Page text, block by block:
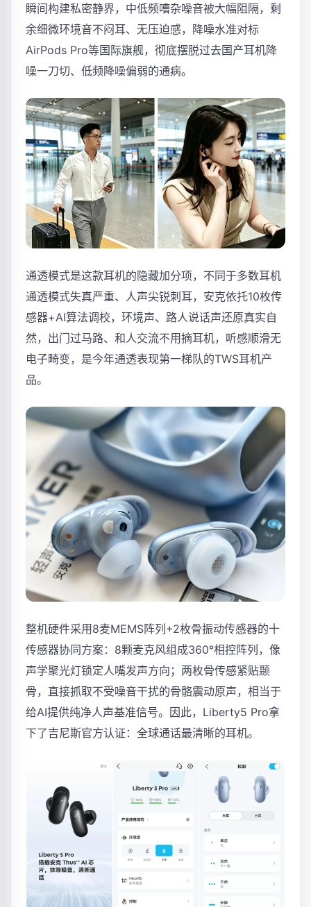
瞬间构建私密静界，中低频嘈杂噪音被大幅阻隔，剩
余细微环境音不闷耳、无压迫感，降噪水准对标
AirPods Pro等国际旗舰，彻底摆脱过去国产耳机降
噪一刀切、低频降噪偏弱的通病。
通透模式是这款耳机的隐藏加分项，不同于多数耳机
通透模式失真严重、人声尖锐刺耳，安克依托10枚传
感器+AI算法调校，环境声、路人说话声还原真实自
然，出门过马路、和人交流不用摘耳机，听感顺滑无
电子畸变，是今年通透表现第一梯队的TWS耳机产
品。
整机硬件采用8麦MEMS阵列+2枚骨振动传感器的十
传感器协同方案：8颗麦克风组成360°相控阵列，像
声学聚光灯锁定人嘴发声方向；两枚骨传感紧贴颞
骨，直接抓取不受噪音干扰的骨骼震动原声，相当于
给AI提供纯净人声基准信号。因此，Liberty5 Pro拿
下了吉尼斯官方认证：全球通话最清晰的耳机。